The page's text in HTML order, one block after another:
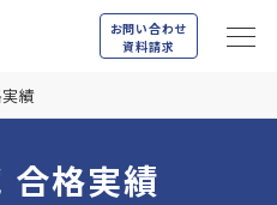
お問い合わせ
資料請求
績
合格実績